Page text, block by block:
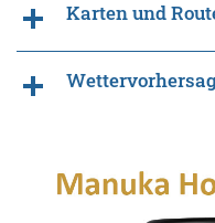
Karten und